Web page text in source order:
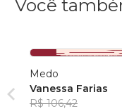
Você
Medo
Vanessa Farias
R$ 106,42